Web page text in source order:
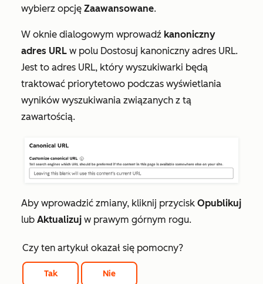
wybierz opcję Zaawansowane.
W oknie dialogowym wprowadź kanoniczny
adres URL w polu Dostosuj kanoniczny adres URL.
Jest to adres URL, który wyszukiwarki będą
traktować priorytetowo podczas wyświetlania
wyników wyszukiwania związanych z tą
zawartością.
Aby wprowadzić zmiany, kliknij przycisk Opublikuj
lub Aktualizuj w prawym górnym rogu.
Czy ten artykuł okazał się pomocny?
Tak Nie